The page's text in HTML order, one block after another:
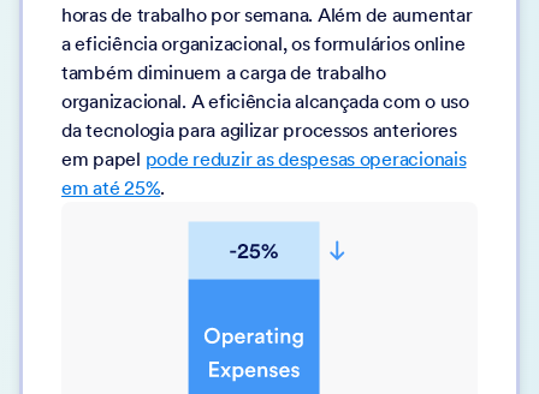
horas de trabalho por semana. Além de aumentar
a eficiência organizacional, os formulários online
também diminuem a carga de trabalho
organizacional. A eficiência alcançada com o uso
da tecnologia para agilizar processos anteriores
em papel pode reduzir as despesas operacionais
em até 25%.